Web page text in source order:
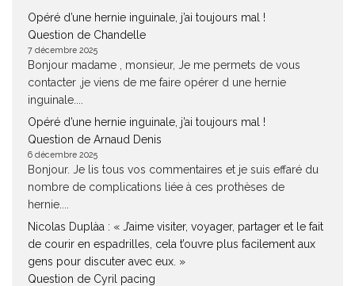
Opéré d’une hernie inguinale, j’ai toujours mal !
Question de Chandelle
7 décembre 2025
Bonjour madame , monsieur, Je me permets de vous
contacter ,je viens de me faire opérer d une hernie
inguinale....
Opéré d’une hernie inguinale, j’ai toujours mal !
Question de Arnaud Denis
6 décembre 2025
Bonjour. Je lis tous vos commentaires et je suis effaré du
nombre de complications liée à ces prothèses de
hernie....
Nicolas Duplàa : « J’aime visiter, voyager, partager et le fait
de courir en espadrilles, cela t’ouvre plus facilement aux
gens pour discuter avec eux. »
Question de Cyril pacing